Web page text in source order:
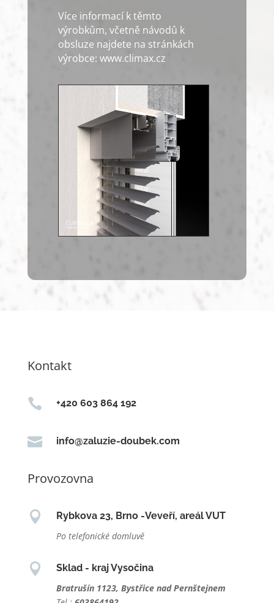
Více informací k těmto
výrobkům, včetně návodů k
obsluze najdete na stránkách
výrobce: www.climax.cz
Kontakt
 +420 603 864 192
 info@zaluzie-doubek.com
Provozovna

Rybkova 23, Brno -Veveří, areál VUT
Po telefonické domluvě

Sklad - kraj Vysočina
Bratrušín 1123, Bystřice nad Pernštejnem